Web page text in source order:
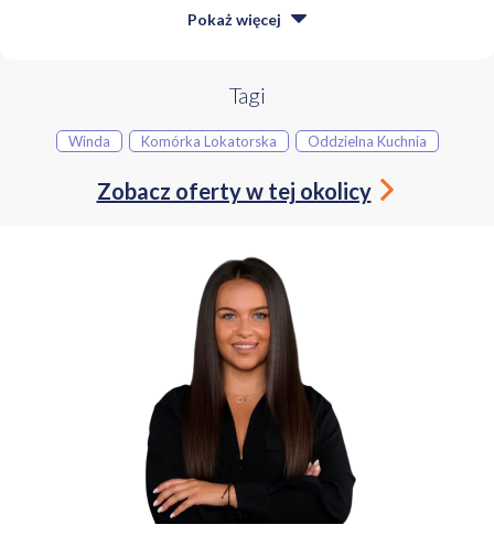
Pokaż więcej
Tagi
Winda Komórka Lokatorska Oddzielna Kuchnia
Zobacz oferty w tej okolicy